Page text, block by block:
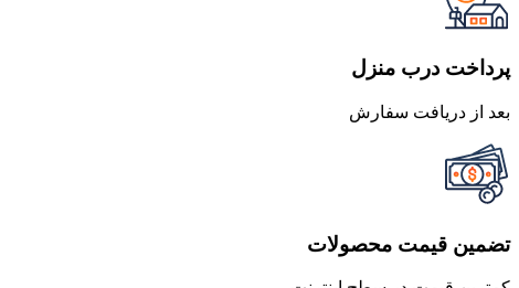
پرداخت درب منزل
بعد از دریافت سفارش
تضمین قیمت محصولات